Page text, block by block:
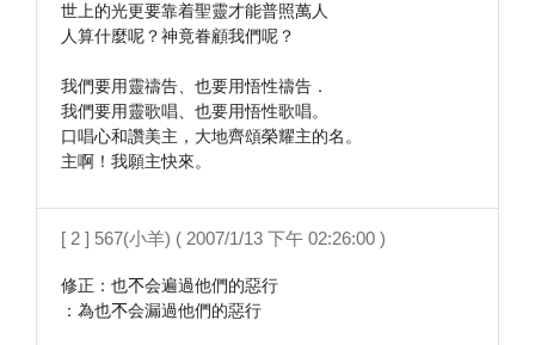
世上的光更要靠着聖靈才能普照萬人
人算什麼呢？神竟眷顧我們呢？
我們要用靈禱告、也要用悟性禱告．
我們要用靈歌唱、也要用悟性歌唱。
口唱心和讚美主，大地齊頌榮耀主的名。
[ 2 ] 567(小羊) ( 2007/1/13 下午 02:26:00 )
修正：也𣎴会遍過他們的惡行
：為也𣎴会漏過他們的惡行